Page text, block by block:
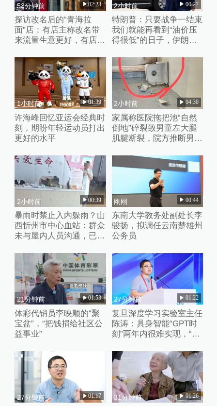
53分钟前 02:23
探访改名后的“青海拉
面”店：有店主称改名带
来流量生意更好，有店家
素并存
2小时前 00:27
特朗普：只要战争一结束
我们就能再看到“油价压
得很低”的日子，伊朗撑
1小时前 01:39
许海峰回忆亚运会经典时
刻，期盼年轻运动员打出
更好的水平
2小时前 04:30
家属称医院拖把池“自然
倒地”碎裂致男童左大腿
肌腱断裂，院方推断男童
倒
2小时前 00:39
暴雨时禁止入内躲雨？山
西忻州市中心血站：群众
未与屋内人员沟通，已批
刚刚 00:44
东南大学教务处副处长李
骏扬，拟调任云南楚雄州
公务员
21分钟前 01:53
体彩代销员李映顺的“聚
宝盆”，“把钱捐给社区公
益事业”
27分钟前 01:22
复旦深度学习实验室主任
陈涛：具身智能“GPT时
刻”两年内很难实现，“卷
是外围的修修补补
27分钟前 01:17 31分钟前 01:26